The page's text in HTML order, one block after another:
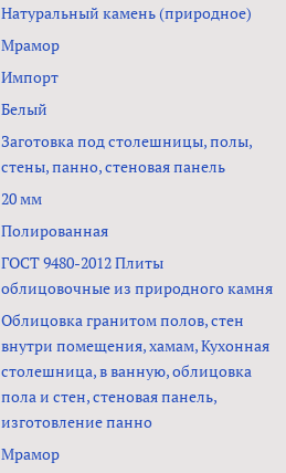
Натуральный камень (природное)
Мрамор
Импорт
Белый
Заготовка под столешницы, полы,
стены, панно, стеновая панель
20 мм
Полированная
ГОСТ 9480-2012 Плиты
облицовочные из природного камня
Облицовка гранитом полов, стен
внутри помещения, хамам, Кухонная
столешница, в ванную, облицовка
пола и стен, стеновая панель,
изготовление панно
Мрамор